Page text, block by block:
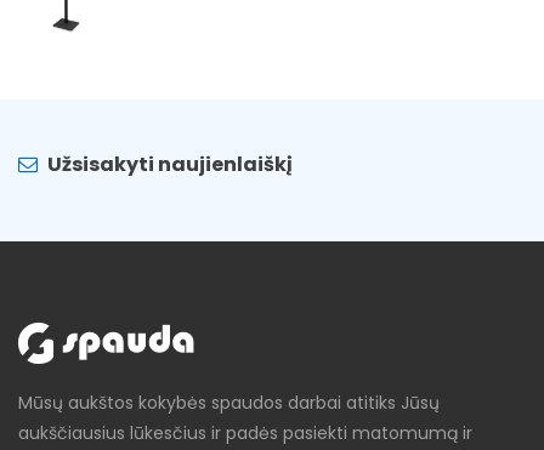
Užsisakyti naujienlaiškį
Mūsų aukštos kokybės spaudos darbai atitiks Jūsų
aukščiausius lūkesčius ir padės pasiekti matomumą ir